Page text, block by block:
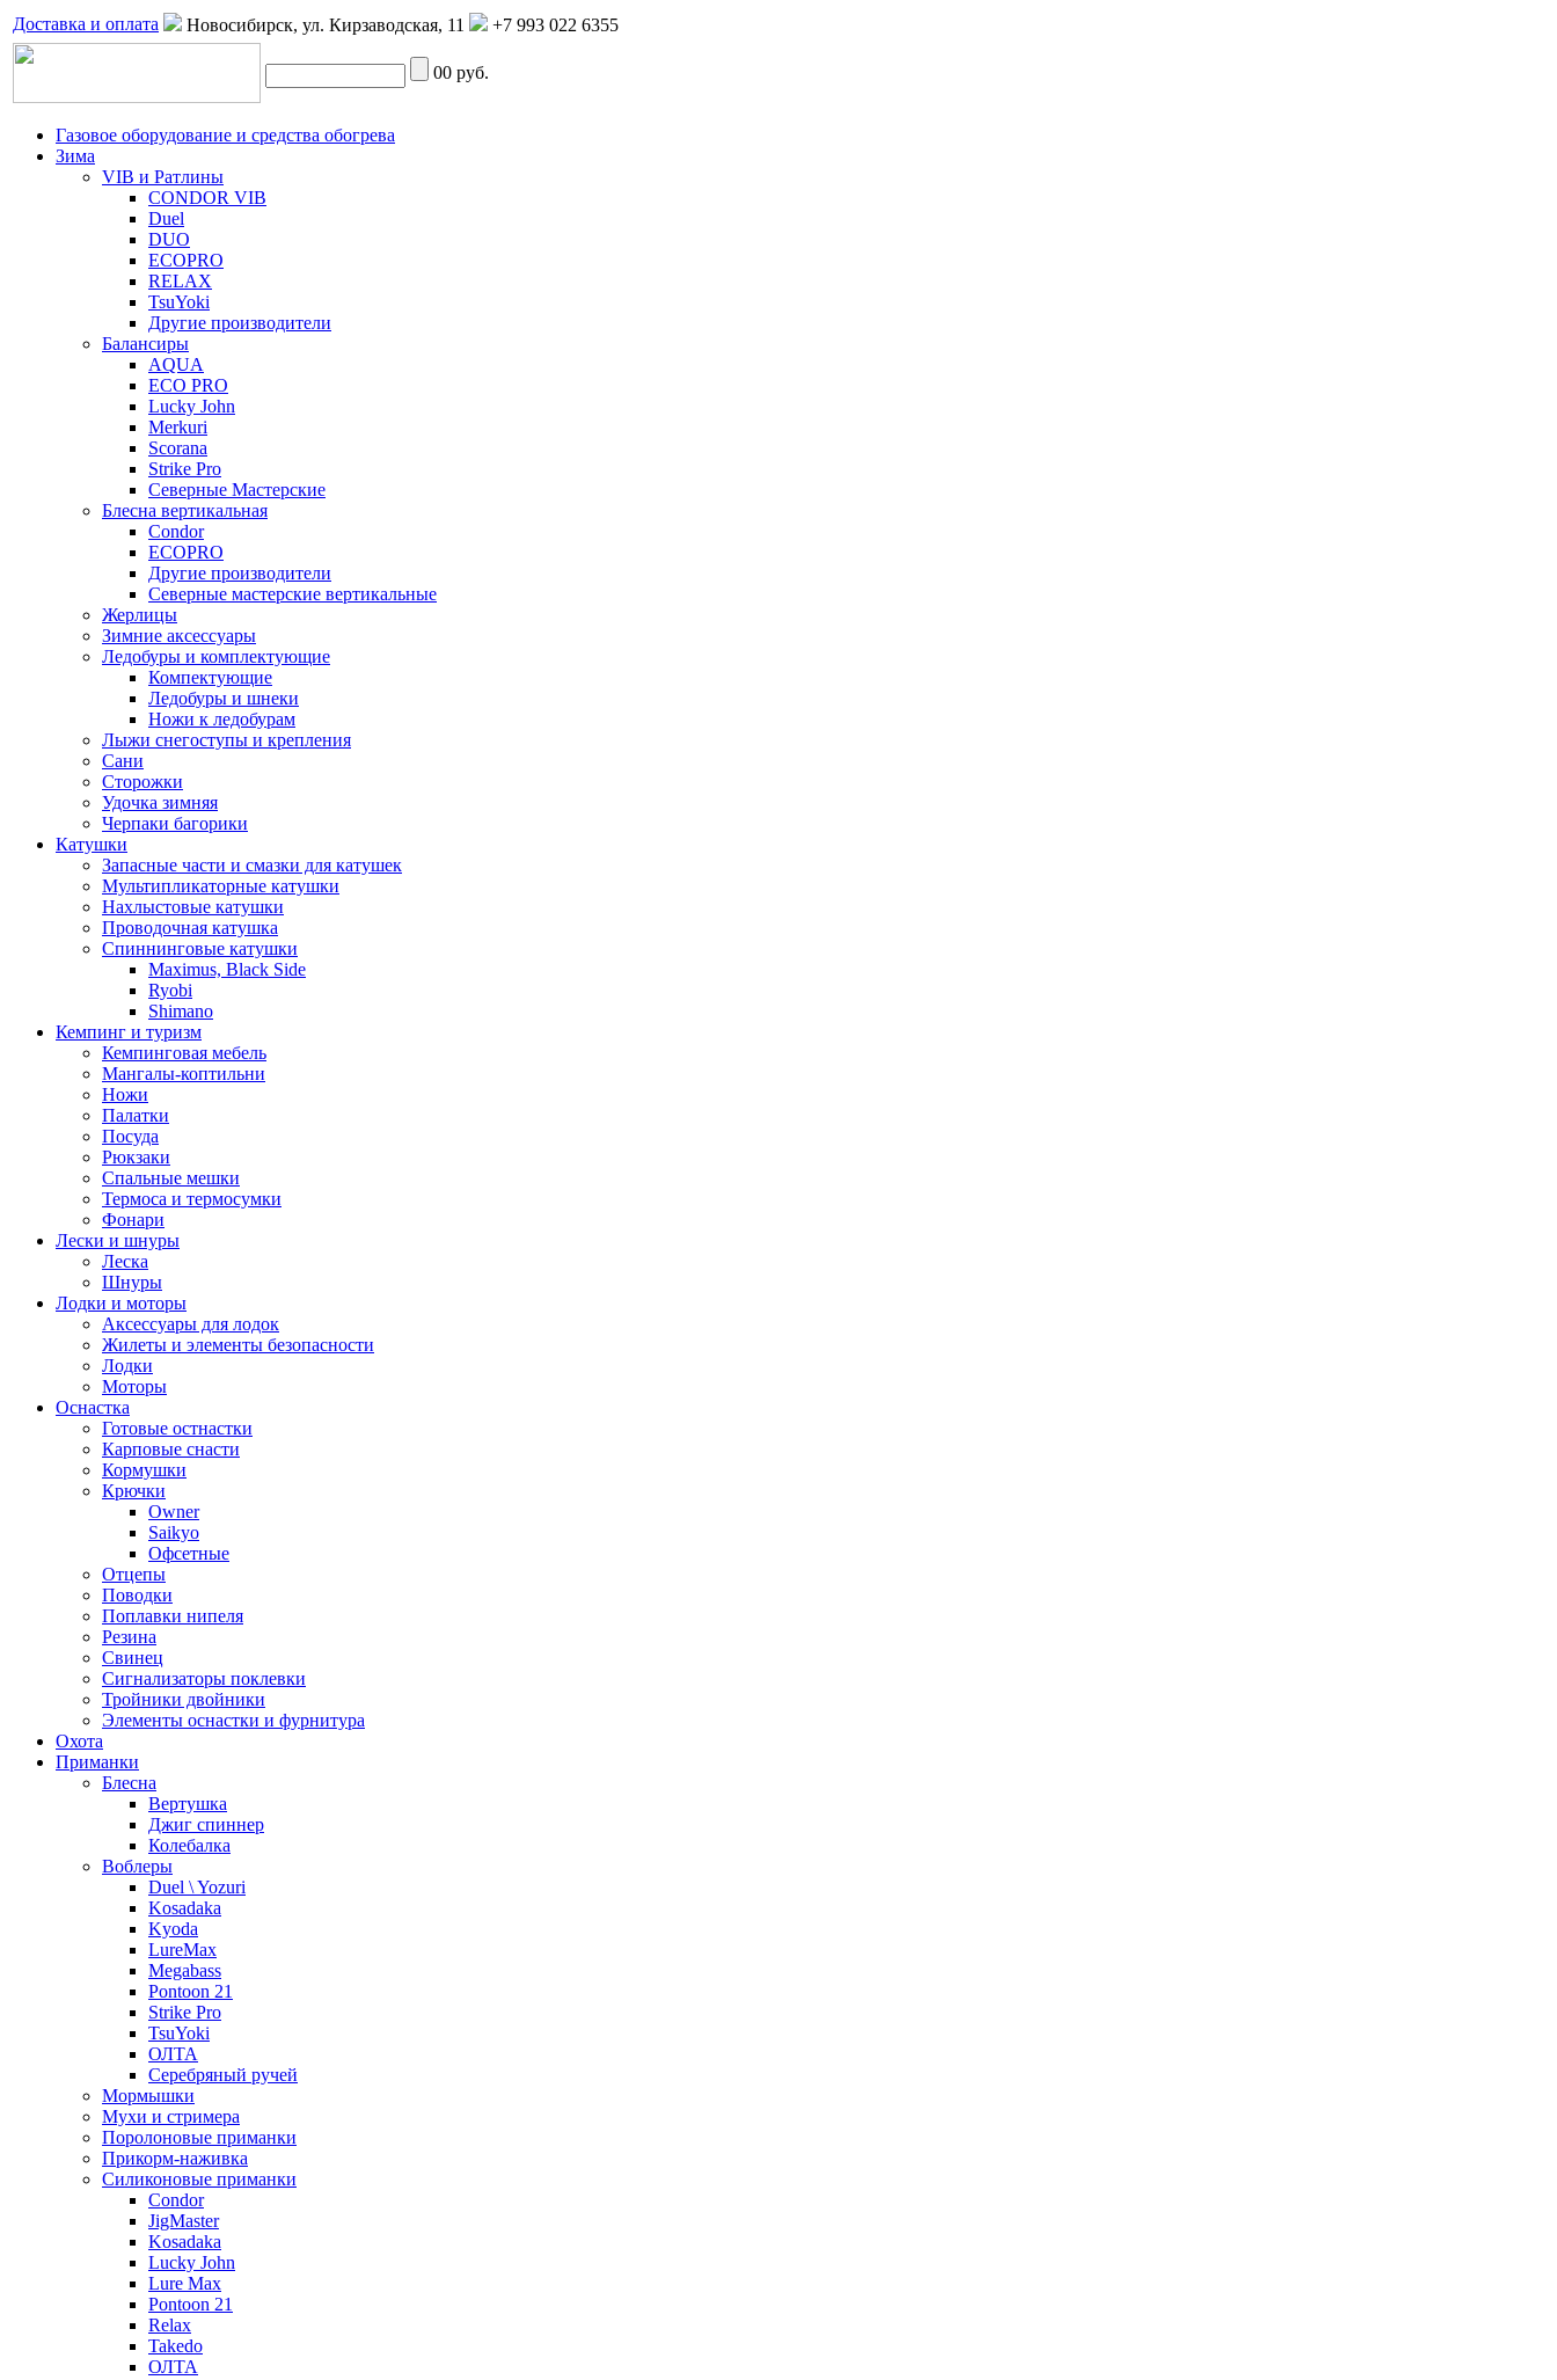
Доставка и оплата Новосибирск, ул. Кирзаводская, 11 +7 993 022 6355
00 руб.
Газовое оборудование и средства обогрева
Зима
VIB и Ратлины
CONDOR VIB
Duel
DUO
ECOPRO
RELAX
TsuYoki
Другие производители
Балансиры
AQUA
ECO PRO
Lucky John
Merkuri
Scorana
Strike Pro
Северные Мастерские
Блесна вертикальная
Condor
ECOPRO
Другие производители
Северные мастерские вертикальные
Жерлицы
Зимние аксессуары
Ледобуры и комплектующие
Компектующие
Ледобуры и шнеки
Ножи к ледобурам
Лыжи снегоступы и крепления
Сани
Сторожки
Удочка зимняя
Черпаки багорики
Катушки
Запасные части и смазки для катушек
Мультипликаторные катушки
Нахлыстовые катушки
Проводочная катушка
Спиннинговые катушки
Maximus, Black Side
Ryobi
Shimano
Кемпинг и туризм
Кемпинговая мебель
Мангалы-коптильни
Ножи
Палатки
Посуда
Рюкзаки
Спальные мешки
Термоса и термосумки
Фонари
Лески и шнуры
Леска
Шнуры
Лодки и моторы
Аксессуары для лодок
Жилеты и элементы безопасности
Лодки
Моторы
Оснастка
Готовые остнастки
Карповые снасти
Кормушки
Крючки
Owner
Saikyo
Офсетные
Отцепы
Поводки
Поплавки нипеля
Резина
Свинец
Сигнализаторы поклевки
Тройники двойники
Элементы оснастки и фурнитура
Охота
Приманки
Блесна
Вертушка
Джиг спиннер
Колебалка
Воблеры
Duel \ Yozuri
Kosadaka
Kyoda
LureMax
Megabass
Pontoon 21
Strike Pro
TsuYoki
ОЛТА
Серебряный ручей
Мормышки
Мухи и стримера
Поролоновые приманки
Прикорм-наживка
Силиконовые приманки
Condor
JigMaster
Kosadaka
Lucky John
Lure Max
Pontoon 21
Relax
Takedo
ОЛТА